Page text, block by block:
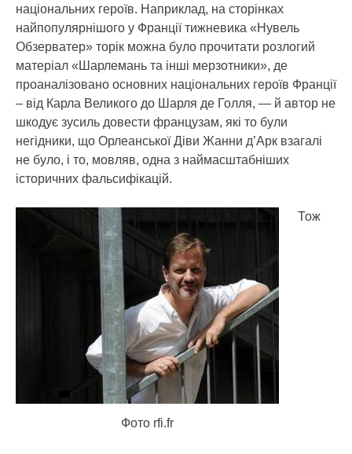
національних героїв. Наприклад, на сторінках
найпопулярнішого у Франції тижневика «Нувель
Обзерватер» торік можна було прочитати розлогий
матеріал «Шарлемань та інші мерзотники», де
проаналізовано основних національних героїв Франції
– від Карла Великого до Шарля де Голля, — й автор не
шкодує зусиль довести французам, які то були
негідники, що Орлеанської Діви Жанни д’Арк взагалі
не було, і то, мовляв, одна з наймасштабніших
історичних фальсифікацій.
Фото rfi.fr
Тож